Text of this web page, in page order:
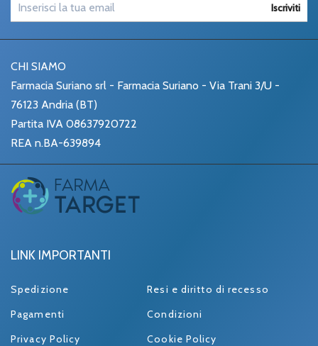
Iscriviti
CHI SIAMO
Farmacia Suriano srl - Farmacia Suriano - Via Trani 3/U -
76123 Andria (BT)
Partita IVA 08637920722
REA n.BA-639894
LINK IMPORTANTI
Spedizione
Resi e diritto di recesso
Pagamenti
Condizioni
Privacy Policy
Cookie Policy